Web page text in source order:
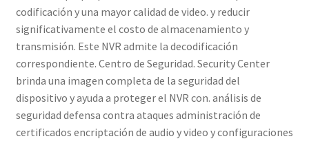
codificación y una mayor calidad de video. y reducir
significativamente el costo de almacenamiento y
transmisión. Este NVR admite la decodificación
correspondiente. Centro de Seguridad. Security Center
brinda una imagen completa de la seguridad del
dispositivo y ayuda a proteger el NVR con. análisis de
seguridad defensa contra ataques administración de
certificados encriptación de audio y video y configuraciones